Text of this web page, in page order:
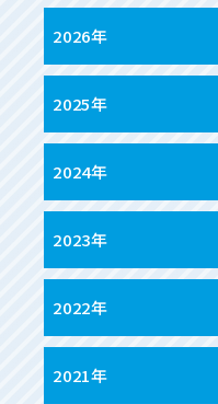
2026年
2025年
2024年
2023年
2022年
2021年